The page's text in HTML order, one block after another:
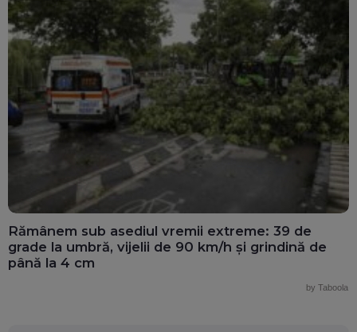
Rămânem sub asediul vremii extreme: 39 de
grade la umbră, vijelii de 90 km/h și grindină de
până la 4 cm
by Taboola